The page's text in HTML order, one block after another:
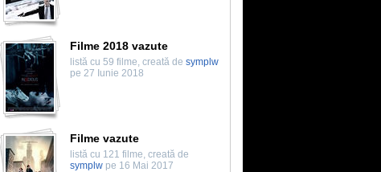
Filme 2018 vazute
listă cu 59 filme, creată de symplw
pe 27 Iunie 2018
Filme vazute
listă cu 121 filme, creată de
symplw pe 16 Mai 2017